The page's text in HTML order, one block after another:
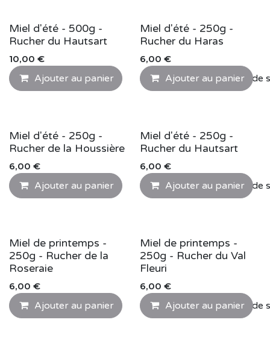
Miel d'été - 500g -
Rucher du Hautsart
10,00 €
Ajouter au panier Ajouter à la liste de
Miel d'été - 250g -
Rucher du Haras
6,00 €
Ajouter au panier
Miel d'été - 250g -
Rucher de la Houssière
6,00 €
Ajouter au panier Ajouter à la liste de
Miel d'été - 250g -
Rucher du Hautsart
6,00 €
Ajouter au panier
Miel de printemps -
250g - Rucher de la
Roseraie
6,00 €
Ajouter au panier Ajouter à la liste de
Miel de printemps -
250g - Rucher du Val
Fleuri
6,00 €
Ajouter au panier